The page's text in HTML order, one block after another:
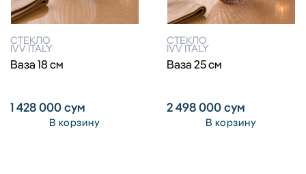
СТЕКЛО
IVV ITALY
Ваза 18 см
1 428 000сум
В корзину
СТЕКЛО
IVV ITALY
Ваза 25 см
2 498 000сум
В корзину